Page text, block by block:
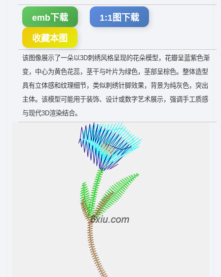
emb下载 1:1图下载
收藏本图
该图像展示了一朵以3D刺绣风格呈现的花朵模型，花瓣呈蓝紫色渐
变，中心为黄色花蕊，茎干与叶片为绿色，茎部呈棕色。整体造型
具有立体感和纹理细节，类似刺绣针脚效果，背景为纯灰色，突出
主体。该模型可能用于装饰、设计或数字艺术展示，强调手工质感
与现代3D渲染结合。